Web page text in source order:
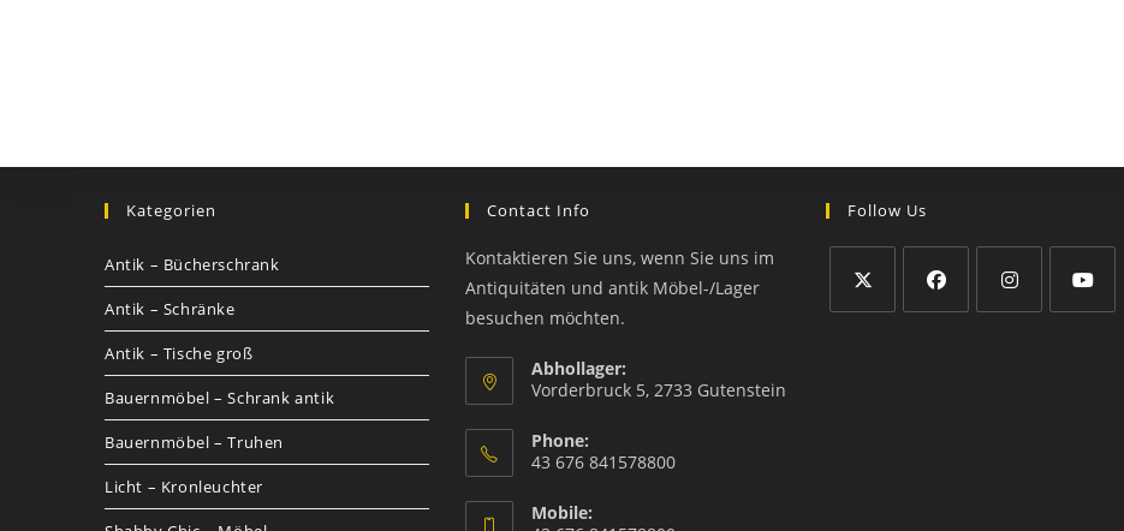
Kategorien
Antik – Bücherschrank
Antik – Schränke
Antik – Tische groß
Bauernmöbel – Schrank antik
Bauernmöbel – Truhen
Licht – Kronleuchter
Contact Info
Kontaktieren Sie uns, wenn Sie uns im
Antiquitäten und antik Möbel-/Lager
besuchen möchten.
Abhollager:
Vorderbruck 5, 2733 Gutenstein
Phone:
43 676 841578800
Mobile:
Follow Us